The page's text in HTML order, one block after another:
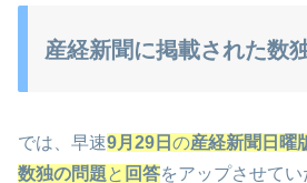
産経新聞に掲載された数
では、早速9月29日 の産経新聞日曜
数独の問題 と 回答をアップさせてい